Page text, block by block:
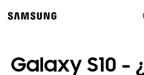
content
Galaxy S10 -